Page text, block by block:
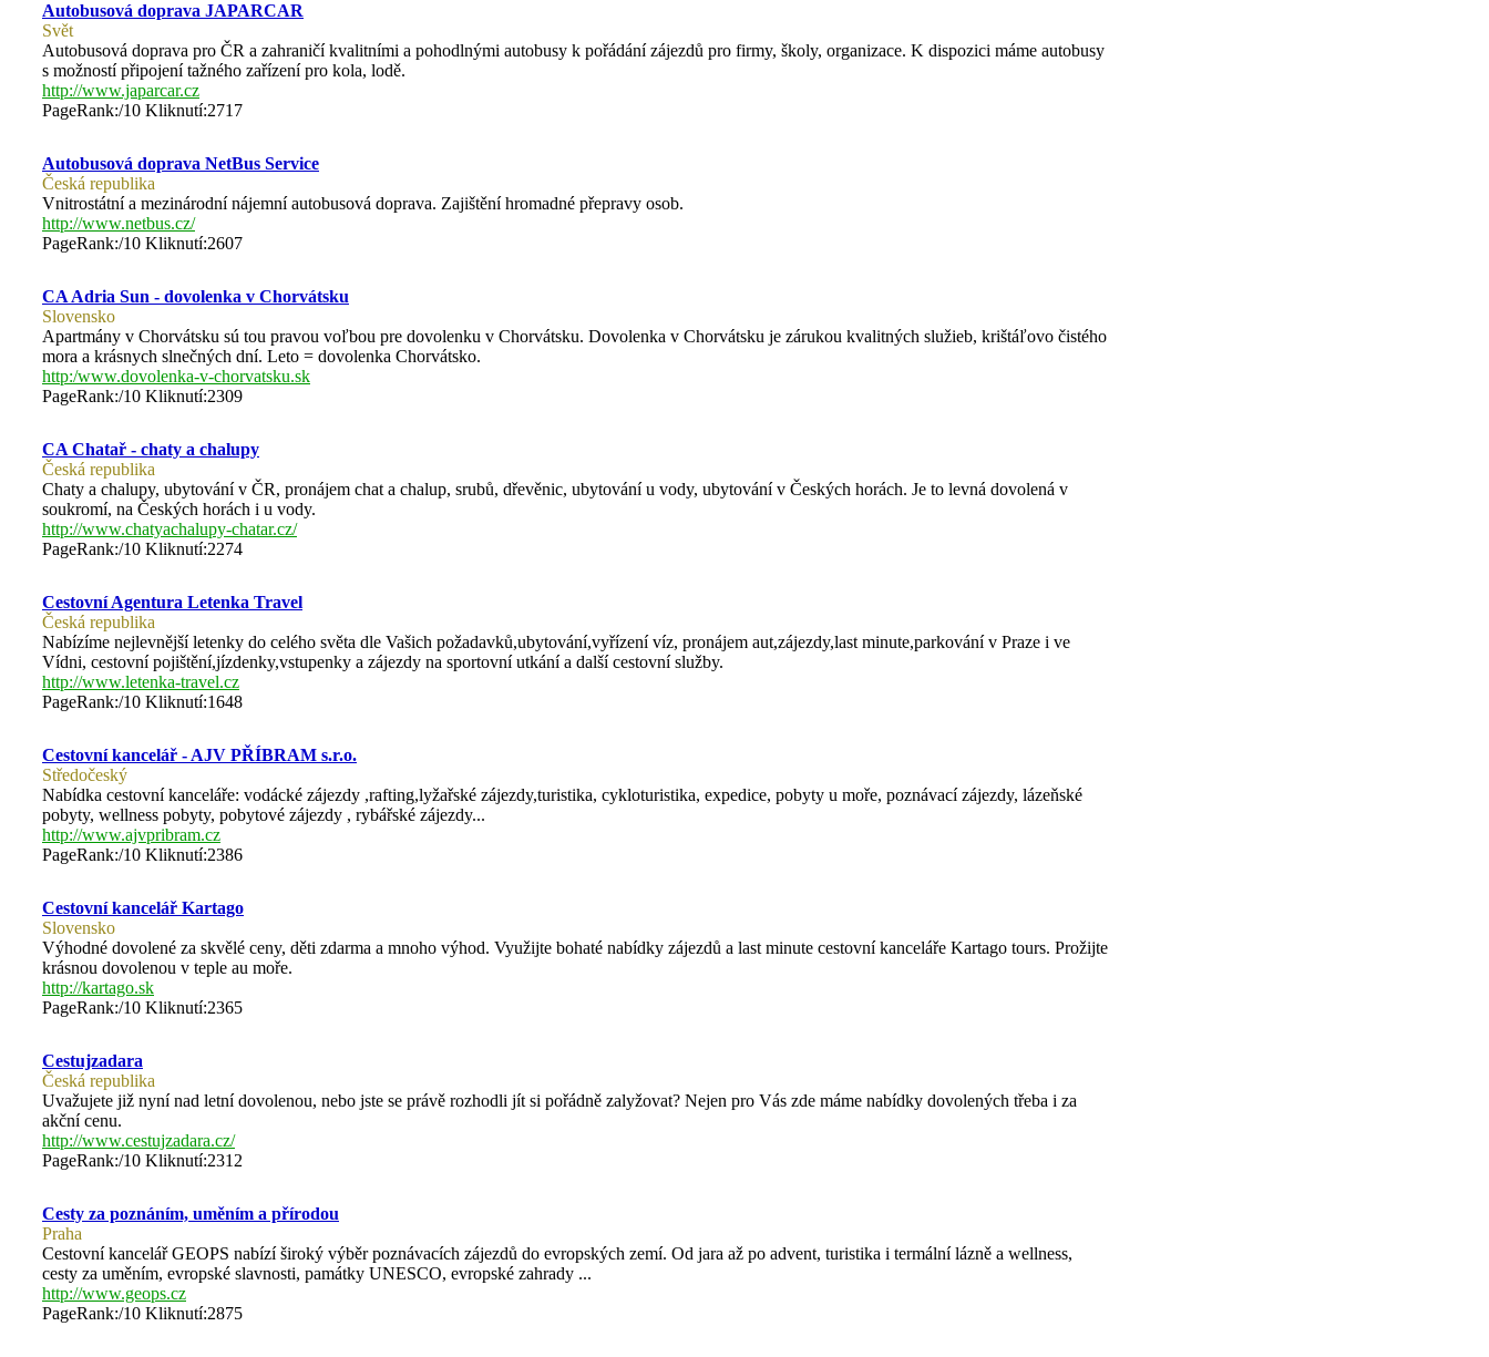
Autobusová doprava JAPARCAR
Svět
Autobusová doprava pro ČR a zahraničí kvalitními a pohodlnými autobusy k pořádání zájezdů pro firmy, školy, organizace. K dispozici máme autobusy
s možností připojení tažného zařízení pro kola, lodě.
http://www.japarcar.cz
PageRank:/10 Kliknutí:2717
Autobusová doprava NetBus Service
Česká republika
Vnitrostátní a mezinárodní nájemní autobusová doprava. Zajištění hromadné přepravy osob.
http://www.netbus.cz/
PageRank:/10 Kliknutí:2607
CA Adria Sun - dovolenka v Chorvátsku
Slovensko
Apartmány v Chorvátsku sú tou pravou voľbou pre dovolenku v Chorvátsku. Dovolenka v Chorvátsku je zárukou kvalitných služieb, krištáľovo čistého
mora a krásnych slnečných dní. Leto = dovolenka Chorvátsko.
http:/www.dovolenka-v-chorvatsku.sk
PageRank:/10 Kliknutí:2309
CA Chatař - chaty a chalupy
Česká republika
Chaty a chalupy, ubytování v ČR, pronájem chat a chalup, srubů, dřevěnic, ubytování u vody, ubytování v Českých horách. Je to levná dovolená v
soukromí, na Českých horách i u vody.
http://www.chatyachalupy-chatar.cz/
PageRank:/10 Kliknutí:2274
Cestovní Agentura Letenka Travel
Česká republika
Nabízíme nejlevnější letenky do celého světa dle Vašich požadavků,ubytování,vyřízení víz, pronájem aut,zájezdy,last minute,parkování v Praze i ve
Vídni, cestovní pojištění,jízdenky,vstupenky a zájezdy na sportovní utkání a další cestovní služby.
http://www.letenka-travel.cz
PageRank:/10 Kliknutí:1648
Cestovní kancelář - AJV PŘÍBRAM s.r.o.
Středočeský
Nabídka cestovní kanceláře: vodácké zájezdy ,rafting,lyžařské zájezdy,turistika, cykloturistika, expedice, pobyty u moře, poznávací zájezdy, lázeňské
pobyty, wellness pobyty, pobytové zájezdy , rybářské zájezdy...
http://www.ajvpribram.cz
PageRank:/10 Kliknutí:2386
Cestovní kancelář Kartago
Slovensko
Výhodné dovolené za skvělé ceny, děti zdarma a mnoho výhod. Využijte bohaté nabídky zájezdů a last minute cestovní kanceláře Kartago tours. Prožijte
krásnou dovolenou v teple au moře.
http://kartago.sk
PageRank:/10 Kliknutí:2365
Cestujzadara
Česká republika
Uvažujete již nyní nad letní dovolenou, nebo jste se právě rozhodli jít si pořádně zalyžovat? Nejen pro Vás zde máme nabídky dovolených třeba i za
akční cenu.
http://www.cestujzadara.cz/
PageRank:/10 Kliknutí:2312
Cesty za poznáním, uměním a přírodou
Praha
Cestovní kancelář GEOPS nabízí široký výběr poznávacích zájezdů do evropských zemí. Od jara až po advent, turistika i termální lázně a wellness,
cesty za uměním, evropské slavnosti, památky UNESCO, evropské zahrady ...
http://www.geops.cz
PageRank:/10 Kliknutí:2875